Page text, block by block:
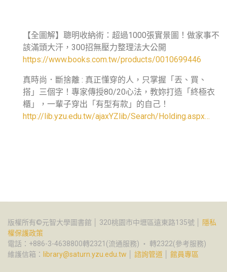
【全圖解】聰明收納術：超過1000張實景圖！做家事不
該滿頭大汗，300招無壓力整理法大公開
https://www.books.com.tw/products/0010699446
真時尚．斷捨離 : 真正懂穿的人，只掌握「丟、買、
搭」三個字！專家傳授80/20心法，教妳打造「終極衣
櫃」，一輩子穿出「有型有款」的自己！
http://lib.yzu.edu.tw/ajaxYZlib/Search/Holding.aspx…
版權所有©元智大學圖書館 │ 320桃園市中壢區遠東路135號 │
隱私
權保護政策
電話：+886-3-4638800轉2321(流通服務) ‧ 轉2322(參考服務)
維護信箱： library@saturn.yzu.edu.tw 諮詢管道 館員專區